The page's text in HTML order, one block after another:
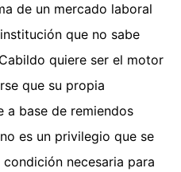
de un mercado laboral
que no sabe
quiere ser el motor
que su propia
a base de remiendos
es un privilegio que se
necesaria para